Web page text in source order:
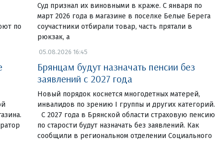
по
Суд признал их виновными в краже. С января по
март 2026 года в магазине в поселке Белые Берега
соучастники отбирали товар, часть прятали в
рюкзак, а
05.08.2026 16:45
Брянцам будут назначать пенсии без
заявлений с 2027 года
Новый порядок коснется многодетных матерей,
инвалидов по зрению I группы и других категорий.
С 2027 года в Брянской области страховую пенсию
по старости будут назначать без заявлений. Как
сообщили в региональном отделении Социального